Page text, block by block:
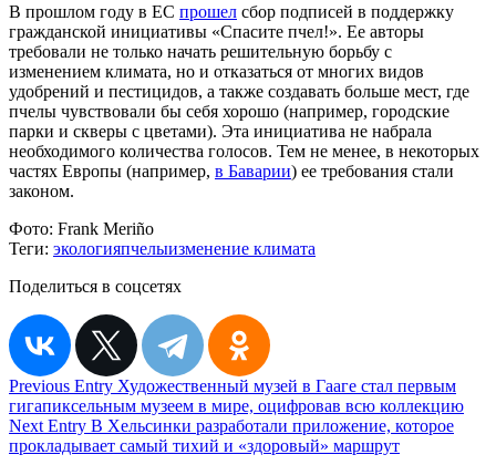
В прошлом году в ЕС прошел сбор подписей в поддержку
гражданской инициативы «Спасите пчел!». Ее авторы
требовали не только начать решительную борьбу с
изменением климата, но и отказаться от многих видов
удобрений и пестицидов, а также создавать больше мест, где
пчелы чувствовали бы себя хорошо (например, городские
парки и скверы с цветами). Эта инициатива не набрала
необходимого количества голосов. Тем не менее, в некоторых
частях Европы (например, в Баварии) ее требования стали
законом.
Фото: Frank Meriño
Теги: экологияпчелыизменение климата
Поделиться в соцсетях
Навигация
по
записям
Previous Entry Художественный музей в Гааге стал первым
гигапиксельным музеем в мире, оцифровав всю коллекцию
Next Entry В Хельсинки разработали приложение, которое
прокладывает самый тихий и «здоровый» маршрут